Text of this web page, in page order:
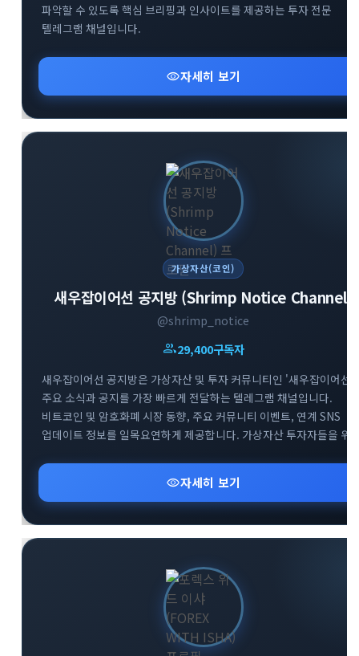
파악할 수 있도록 핵심 브리핑과 인사이트를 제공하는 투자 전문
텔레그램 채널입니다.
visibility자세히 보기
가상자산(코인)
새우잡이어선 공지방 (Shrimp Notice Channel)
@shrimp_notice
group29,400구독자
새우잡이어선 공지방은 가상자산 및 투자 커뮤니티인 '새우잡이어선'
주요 소식과 공지를 가장 빠르게 전달하는 텔레그램 채널입니다.
비트코인 및 암호화폐 시장 동향, 주요 커뮤니티 이벤트, 연계 SNS
업데이트 정보를 일목요연하게 제공합니다. 가상자산 투자자들을 위
신속하게 확인하실 수 있습니다.
visibility자세히 보기